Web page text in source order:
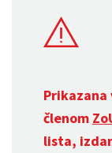
Prikazana
členom
lista,